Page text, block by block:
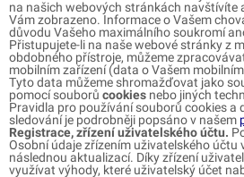
na našich webových stránkách navštívíte
Vám zobrazeno. Informace o Vašem
důvodu Vašeho maximálního soukromí
Přistupujete-li na naše webové stránky z
obdobného přístroje, můžeme
mobilním zařízení (data o Vašem
Tyto data můžeme shromažďovat jako
pomocí souborů cookies nebo jiných
Pravidla pro používání souborů cookies a
sledování je podrobněji popsáno v našem
Registrace, zřízení uživatelského účtu.
Osobní údaje zřízením uživatelského účtu
následnou aktualizací. Díky zřízení
využívat výhody, které uživatelský účet